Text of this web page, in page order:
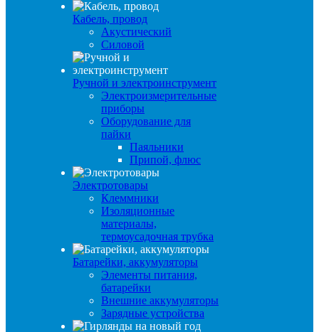
Кабель, провод
Акустический
Силовой
Ручной и электроинструмент
Электроизмерительные
приборы
Оборудование для
пайки
Паяльники
Припой, флюс
Электротовары
Клеммники
Изоляционные
материалы,
термоусадочная трубка
Батарейки, аккумуляторы
Элементы питания,
батарейки
Внешние аккумуляторы
Зарядные устройства